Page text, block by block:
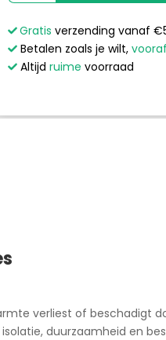
Cover
-
229
cm
l
t
e
a
Gratisverzending vanaf
Betalen zoals je wilt,
Altijd ruimevoorraad
verliest of beschadigt
duurzaamheid en